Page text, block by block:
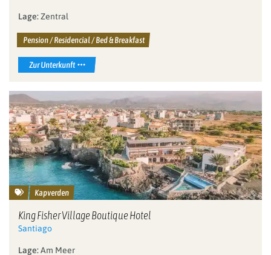
Lage:Zentral
Pension / Residencial / Bed & Breakfast
Zur Unterkunft
Kapverden
King Fisher Village Boutique Hotel
Santiago
Lage:Am Meer